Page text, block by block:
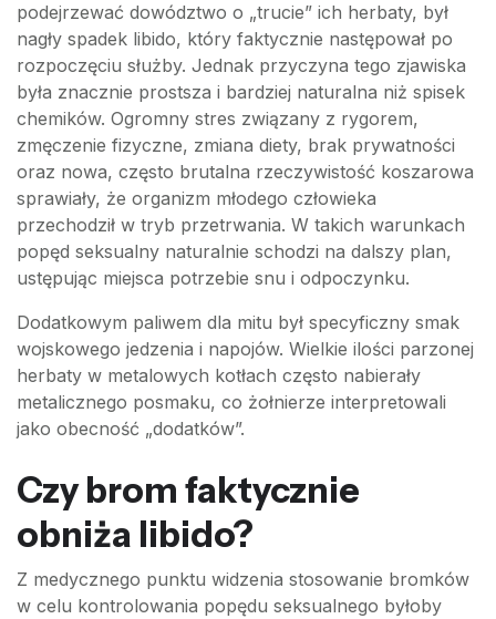
podejrzewać dowództwo o „trucie” ich herbaty, był
nagły spadek libido, który faktycznie następował po
rozpoczęciu służby. Jednak przyczyna tego zjawiska
była znacznie prostsza i bardziej naturalna niż spisek
chemików. Ogromny stres związany z rygorem,
zmęczenie fizyczne, zmiana diety, brak prywatności
oraz nowa, często brutalna rzeczywistość koszarowa
sprawiały, że organizm młodego człowieka
przechodził w tryb przetrwania. W takich warunkach
popęd seksualny naturalnie schodzi na dalszy plan,
ustępując miejsca potrzebie snu i odpoczynku.
Dodatkowym paliwem dla mitu był specyficzny smak
wojskowego jedzenia i napojów. Wielkie ilości parzonej
herbaty w metalowych kotłach często nabierały
metalicznego posmaku, co żołnierze interpretowali
jako obecność „dodatków”.
Czy brom faktycznie
obniża libido?
Z medycznego punktu widzenia stosowanie bromków
w celu kontrolowania popędu seksualnego byłoby